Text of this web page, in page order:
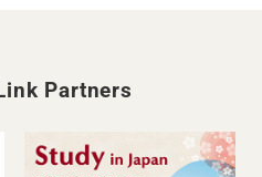
Partners